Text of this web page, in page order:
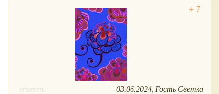
ответить 03.06.2024 Гость Светка